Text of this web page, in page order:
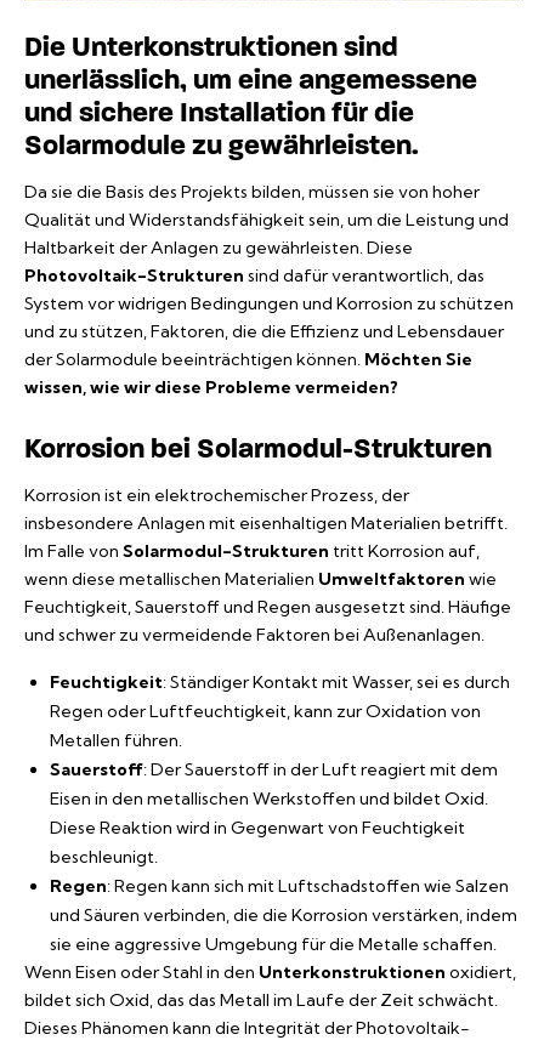
Die Unterkonstruktionen sind
unerlässlich, um eine angemessene
und sichere Installation für die
Solarmodule zu gewährleisten.
Da sie die Basis des Projekts bilden, müssen sie von hoher
Qualität und Widerstandsfähigkeit sein, um die Leistung und
Haltbarkeit der Anlagen zu gewährleisten. Diese
Photovoltaik-Strukturen sind dafür verantwortlich, das
System vor widrigen Bedingungen und Korrosion zu schützen
und zu stützen, Faktoren, die die Effizienz und Lebensdauer
der Solarmodule beeinträchtigen können. Möchten Sie
wissen, wie wir diese Probleme vermeiden?
Korrosion bei Solarmodul-Strukturen
Korrosion ist ein elektrochemischer Prozess, der
insbesondere Anlagen mit eisenhaltigen Materialien betrifft.
Im Falle von Solarmodul-Strukturen tritt Korrosion auf,
wenn diese metallischen Materialien Umweltfaktoren wie
Feuchtigkeit, Sauerstoff und Regen ausgesetzt sind. Häufige
und schwer zu vermeidende Faktoren bei Außenanlagen.
Feuchtigkeit: Ständiger Kontakt mit Wasser, sei es durch
Regen oder Luftfeuchtigkeit, kann zur Oxidation von
Metallen führen.
Sauerstoff: Der Sauerstoff in der Luft reagiert mit dem
Eisen in den metallischen Werkstoffen und bildet Oxid.
Diese Reaktion wird in Gegenwart von Feuchtigkeit
beschleunigt.
Regen: Regen kann sich mit Luftschadstoffen wie Salzen
und Säuren verbinden, die die Korrosion verstärken, indem
sie eine aggressive Umgebung für die Metalle schaffen.
Wenn Eisen oder Stahl in den Unterkonstruktionen oxidiert,
bildet sich Oxid, das das Metall im Laufe der Zeit schwächt.
Dieses Phänomen kann die Integrität der Photovoltaik-